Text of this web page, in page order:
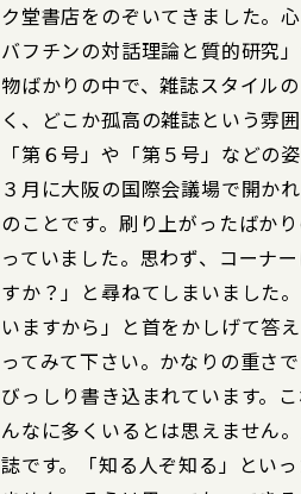
ク堂書店をのぞいてきました。
バフチンの対話理論と質的研究
物ばかりの中で、雑誌スタイル
く、どこか孤高の雑誌という雰
「第６号」や「第５号」などの
３月に大阪の国際会議場で開か
のことです。刷り上がったばか
っていました。思わず、コーナ
すか？」と尋ねてしまいました
いますから」と首をかしげて答
ってみて下さい。かなりの重さ
びっしり書き込まれています。
んなに多くいるとは思えません
誌です。「知る人ぞ知る」とい